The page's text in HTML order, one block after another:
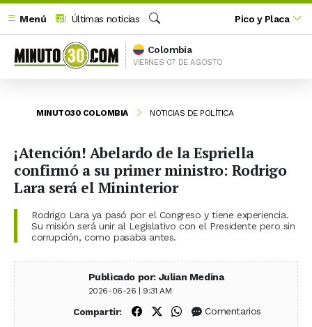
Menú
Últimas noticias
Buscar
Pico y Placa
Colombia
VIERNES 07 DE AGOSTO
MINUTO30 COLOMBIA NOTICIAS DE POLÍTICA
¡Atención! Abelardo de la Espriella
confirmó a su primer ministro: Rodrigo
Lara será el Mininterior
Rodrigo Lara ya pasó por el Congreso y tiene experiencia.
Su misión será unir al Legislativo con el Presidente pero sin
corrupción, como pasaba antes.
Publicado por: Julian Medina
2026-06-26 | 9:31 AM
Compartir: Compartir en Facebook
Compartir en X (Twitter)
Compartir en WhatsApp
Comentarios